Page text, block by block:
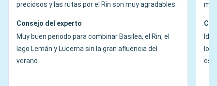
preciosos y las rutas por el Rin son muy agradables.
Consejo del experto
Muy buen periodo para combinar Basilea, el Rin, el
lago Lemán y Lucerna sin la gran afluencia del
verano.
los